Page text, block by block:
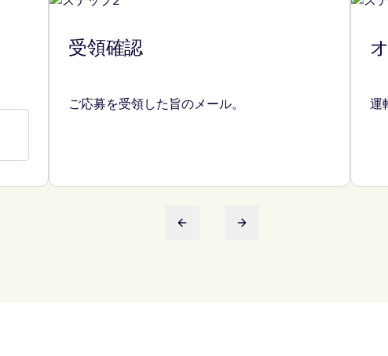
前のスライド次のスライド
受領確認
ご応募を受領した旨のメール。 運